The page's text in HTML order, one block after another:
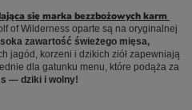
się marka bezzbożowych karm
of Wilderness oparte są na oryginalnej
zawartość świeżego mięsa,
jagód, korzeni i dzikich ziół zapewniają
dla gatunku menu, które podąża za
— dziki i wolny!